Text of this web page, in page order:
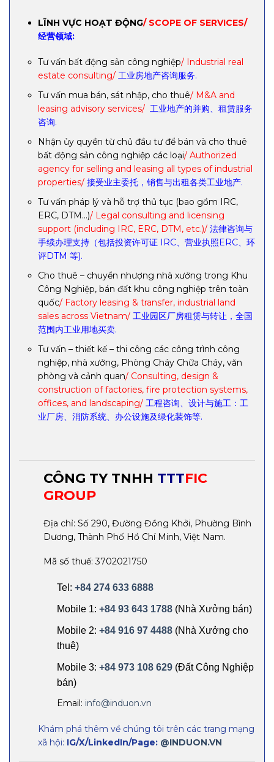
LĨNH VỰC HOẠT ĐỘNG/ SCOPE OF SERVICES/
经营领域:
Tư vấn bất động sản công nghiệp/ Industrial real
estate consulting/ 工业房地产咨询服务.
Tư vấn mua bán, sát nhập, cho thuê/ M&A and
leasing advisory services/ 工业地产的并购、租赁服务
咨询.
Nhận ủy quyền từ chủ đầu tư để bán và cho thuê
bất động sản công nghiệp các loại/ Authorized
agency for selling and leasing all types of industrial
properties/ 接受业主委托，销售与出租各类工业地产.
Tư vấn pháp lý và hỗ trợ thủ tục (bao gồm IRC,
ERC, DTM…)/ Legal consulting and licensing
support (including IRC, ERC, DTM, etc.)/ 法律咨询与
手续办理支持（包括投资许可证 IRC、营业执照ERC、环
评DTM 等).
Cho thuê – chuyển nhượng nhà xưởng trong Khu
Công Nghiệp, bán đất khu công nghiệp trên toàn
quốc/ Factory leasing & transfer, industrial land
sales across Vietnam/ 工业园区厂房租赁与转让，全国
范围内工业用地买卖.
Tư vấn – thiết kế – thi công các công trình công
nghiệp, nhà xưởng, Phòng Cháy Chữa Cháy, văn
phòng và cảnh quan/ Consulting, design &
construction of factories, fire protection systems,
offices, and landscaping/ 工程咨询、设计与施工：工
业厂房、消防系统、办公设施及绿化装饰等.
CÔNG TY TNHH TTTFIC
GROUP
Địa chỉ: Số 290, Đường Đồng Khởi, Phường Bình
Dương, Thành Phố Hồ Chí Minh, Việt Nam.
Mã số thuế: 3702021750
Tel: +84 274 633 6888
Mobile 1: +84 93 643 1788 (Nhà Xưởng bán)
Mobile 2: +84 916 97 4488 (Nhà Xưởng cho
thuê)
Mobile 3: +84 973 108 629 (Đất Công Nghiệp
bán)
Email: info@induon.vn
Khám phá thêm về chúng tôi trên các trang mạng
xã hội: IG/X/LinkedIn/Page: @INDUON.VN